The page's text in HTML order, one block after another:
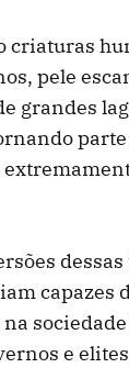
criaturas
pele
grandes
capazes
e